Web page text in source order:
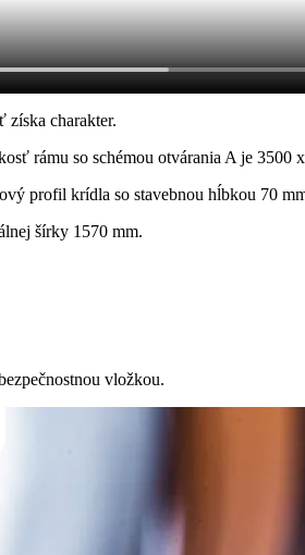
získa charakter.
rámu so schémou otvárania A je 3500
profil krídla so stavebnou hĺbkou 70
šírky 1570 mm.
vložkou.